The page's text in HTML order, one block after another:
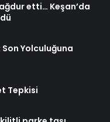
etti… Keşan’da
Yolculuğuna
Tepkisi